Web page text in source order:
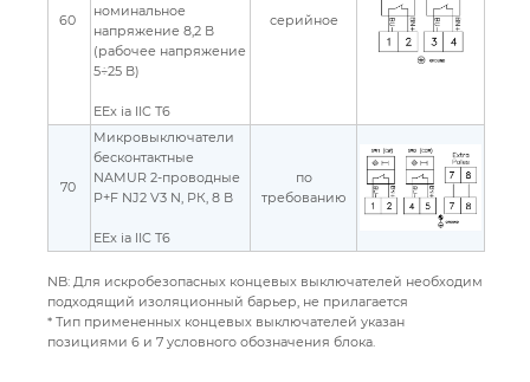
60
номинальное
напряжение 8,2 В
(рабочее напряжение
5÷25 В)
EEx ia IIC T6
серийное
70
Микровыключатели
бесконтактные
NAMUR 2-проводные
P+F NJ2 V3 N, РК, 8 В
EEx ia IIC T6
по
требованию
NB: Для искробезопасных концевых выключателей необходим
подходящий изоляционный барьер, не прилагается
* Тип примененных концевых выключателей указан
позициями 6 и 7 условного обозначения блока.